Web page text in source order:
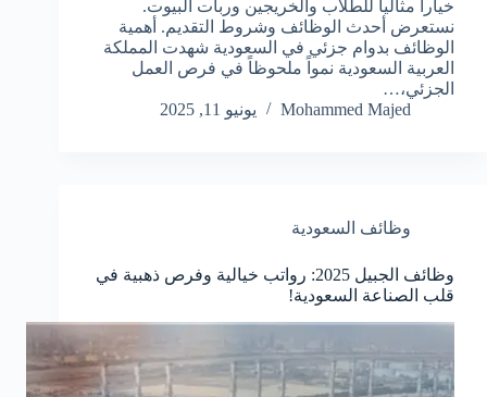
خياراً مثالياً للطلاب والخريجين وربات البيوت.
نستعرض أحدث الوظائف وشروط التقديم. أهمية
الوظائف بدوام جزئي في السعودية شهدت المملكة
العربية السعودية نمواً ملحوظاً في فرص العمل
الجزئي،…
Mohammed Majed
يونيو 11, 2025
وظائف السعودية
وظائف الجبيل 2025: رواتب خيالية وفرص ذهبية في
قلب الصناعة السعودية!